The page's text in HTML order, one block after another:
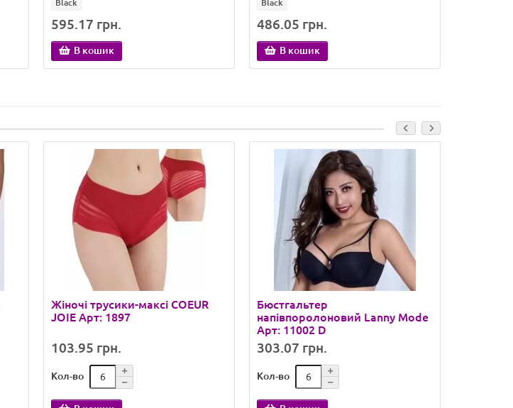
Black
595.17 грн.
В кошик
Black
486.05 грн.
В кошик
Жіночі трусики-максі COEUR
JOIE Арт: 1897
103.95 грн.
Кол-во
Бюстгальтер
напівпоролоновий Lanny Mode
Арт: 11002 D
303.07 грн.
Кол-во